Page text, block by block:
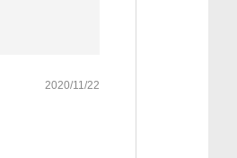
2020/11/22